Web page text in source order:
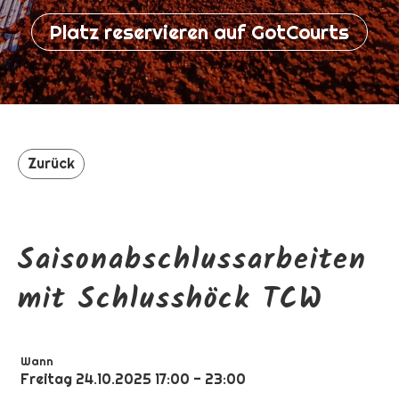
Platz reservieren auf GotCourts
Zurück
Saisonabschlussarbeiten
mit Schlusshöck TCW
Wann
Freitag 24.10.2025 17:00 - 23:00